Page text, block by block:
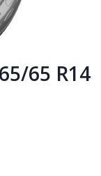
65 R14